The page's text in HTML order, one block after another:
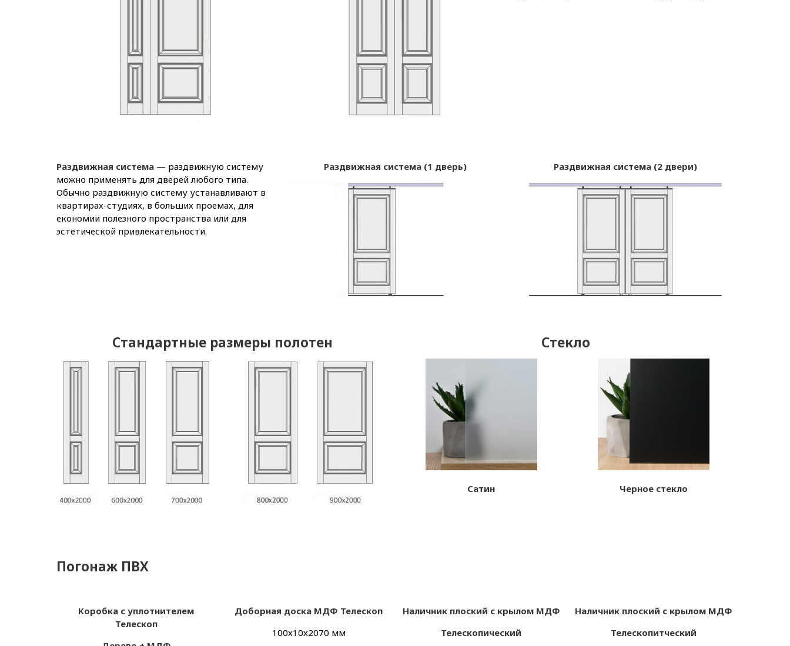
Раздвижная система — раздвижную систему
можно применять для дверей любого типа.
Обычно раздвижную систему устанавливают в
квартирах-студиях, в больших проемах, для
економии полезного пространства или для
эстетической привлекательности.
Раздвижная система (1 дверь) Раздвижная система (2 двери)
Стандартные размеры полотен Стекло
Сатин Черное стекло
Погонаж ПВХ
Коробка с уплотнителем
Телескоп
Доборная доска МДФ Телескоп
100х10х2070 мм
Наличник плоский с крылом МДФ
Телескопический
Наличник плоский с крылом МДФ
Телескопитческий